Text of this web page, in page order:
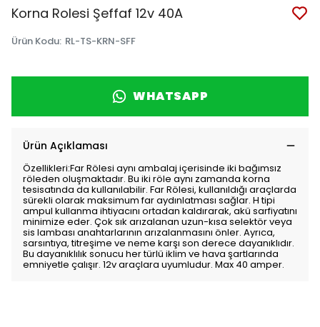
Korna Rolesi Şeffaf 12v 40A
Ürün Kodu: RL-TS-KRN-SFF
WHATSAPP
Ürün Açıklaması
Özellikleri:Far Rölesi aynı ambalaj içerisinde iki bağımsız
röleden oluşmaktadır. Bu iki röle aynı zamanda korna
tesisatında da kullanılabilir. Far Rölesi, kullanıldığı araçlarda
sürekli olarak maksimum far aydınlatması sağlar. H tipi
ampul kullanma ihtiyacını ortadan kaldırarak, akü sarfiyatını
minimize eder. Çok sık arızalanan uzun-kısa selektör veya
sis lambası anahtarlarının arızalanmasını önler. Ayrıca,
sarsıntıya, titreşime ve neme karşı son derece dayanıklıdır.
Bu dayanıklılık sonucu her türlü iklim ve hava şartlarında
emniyetle çalışır. 12v araçlara uyumludur. Max 40 amper.